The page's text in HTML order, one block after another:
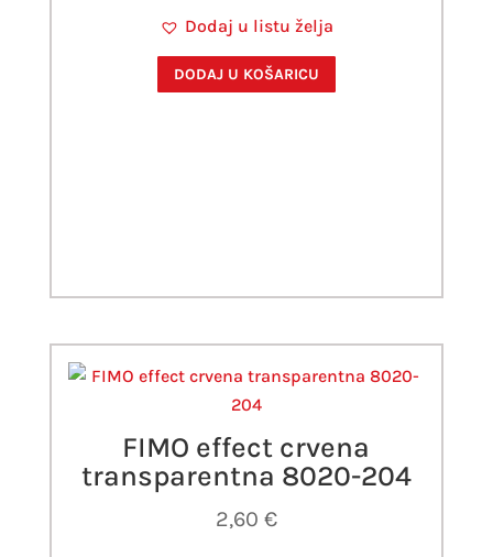
Dodaj u listu želja
DODAJ U KOŠARICU
FIMO effect crvena
transparentna 8020-204
2,60 €